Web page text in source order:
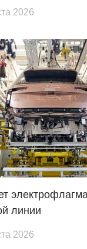
2026
линии
2026